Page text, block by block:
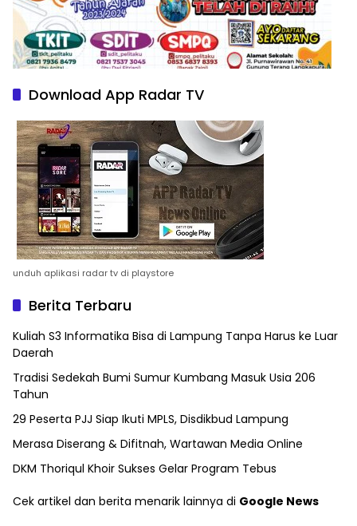
Download App Radar TV
unduh aplikasi radar tv di playstore
Berita Terbaru
Kuliah S3 Informatika Bisa di Lampung Tanpa Harus ke Luar
Daerah
Tradisi Sedekah Bumi Sumur Kumbang Masuk Usia 206
Tahun
29 Peserta PJJ Siap Ikuti MPLS, Disdikbud Lampung
Merasa Diserang & Difitnah, Wartawan Media Online
DKM Thoriqul Khoir Sukses Gelar Program Tebus
Cek artikel dan berita menarik lainnya di Google News